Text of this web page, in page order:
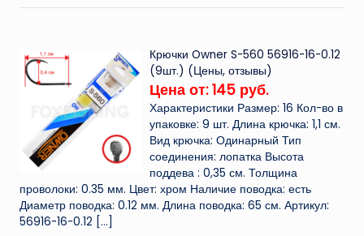
Крючки Owner S-560 56916-16-0.12
(9шт.) (Цены, отзывы)
Цена от: 145 руб.
Характеристики Размер: 16 Кол-во в
упаковке: 9 шт. Длина крючка: 1,1 см.
Вид крючка: Одинарный Тип
соединения: лопатка Высота
поддева : 0,35 см. Толщина
проволоки: 0.35 мм. Цвет: хром Наличие поводка: есть
Диаметр поводка: 0.12 мм. Длина поводка: 65 см. Артикул:
56916-16-0.12 […]